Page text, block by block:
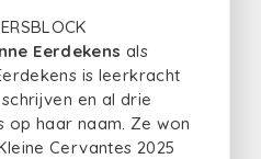
Eerdekens als
is leerkracht
en al drie
op haar naam. Ze won
Cervantes 2025